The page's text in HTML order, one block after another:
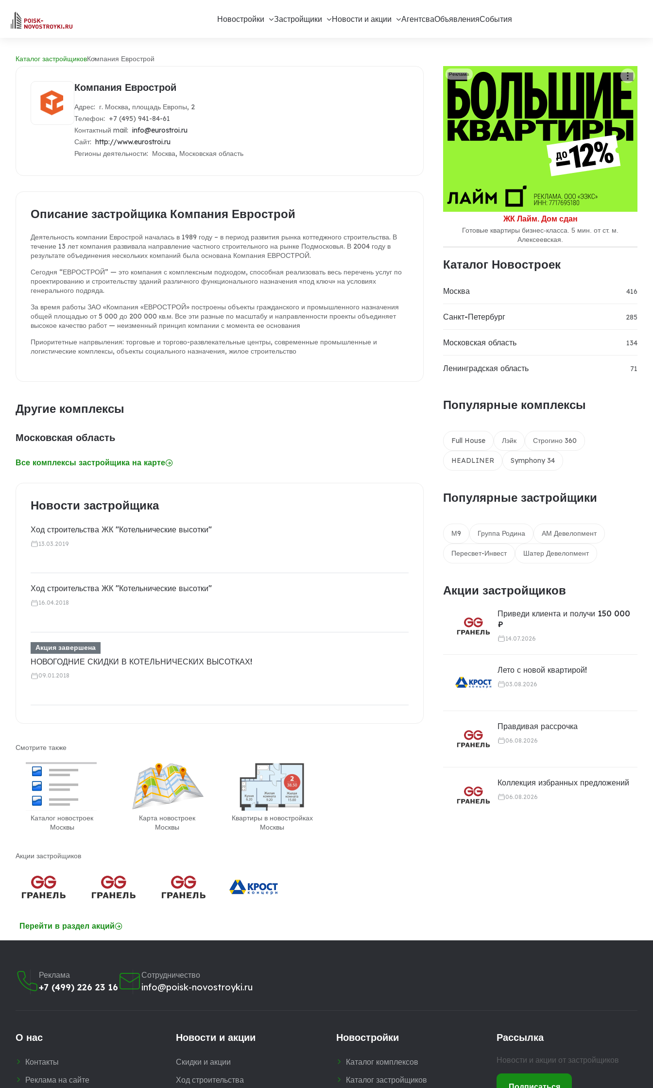
Новостройки Застройщики Новости и акции АгентсваОбъявленияСобытия
Каталог застройщиковКомпания Еврострой
Компания Еврострой
Адрес: г. Москва, площадь Европы, 2
Телефон: +7 (495) 941-84-61
Контактный mail: info@eurostroi.ru
Сайт: http://www.eurostroi.ru
Регионы деятельности: Москва, Московская область
Описание застройщика Компания Еврострой
Деятельность компании Еврострой началась в 1989 году – в период развития рынка коттеджного строительства. В
течение 13 лет компания развивала направление частного строительного на рынке Подмосковья. В 2004 году в
результате объединения нескольких компаний была основана Компания ЕВРОСТРОЙ.
Сегодня “ЕВРОСТРОЙ” — это компания с комплексным подходом, способная реализовать весь перечень услуг по
проектированию и строительству зданий различного функционального назначения «под ключ» на условиях
генерального подряда.
За время работы ЗАО «Компания «ЕВРОСТРОЙ» построены объекты гражданского и промышленного назначения
общей площадью от 5 000 до 200 000 кв.м. Все эти разные по масштабу и направленности проекты объединяет
высокое качество работ — неизменный принцип компании с момента ее основания
Приоритетные напрвыления: торговые и торгово-развлекательные центры, современные промышленные и
логистические комплексы, объекты социального назначения, жилое строительство
Другие комплексы
Московская область
Все комплексы застройщика на карте
Новости застройщика
Ход строительства ЖК "Котельнические высотки"
13.03.2019
Ход строительства ЖК "Котельнические высотки"
16.04.2018
Акция завершена
НОВОГОДНИЕ СКИДКИ В КОТЕЛЬНИЧЕСКИХ ВЫСОТКАХ!
09.01.2018
Смотрите также
Каталог новостроек
Москвы
Карта новостроек
Москвы
Квартиры в новостройках
Москвы
Акции застройщиков
Перейти в раздел акций
ЖК Лайм. Дом сдан
Готовые квартиры бизнес-класса. 5 мин. от ст. м.
Алексеевская.
Реклама
Каталог Новостроек
Москва 416
Санкт-Петербург 285
Московская область 134
Ленинградская область 71
Популярные комплексы
Full House Лэйк Строгино 360
HEADLINER Symphony 34
Популярные застройщики
М9 Группа Родина АМ Девелопмент
Пересвет-Инвест Шатер Девелопмент
Акции застройщиков
Приведи клиента и получи 150 000
₽
14.07.2026
Лето с новой квартирой!
03.08.2026
Правдивая рассрочка
06.08.2026
Коллекция избранных предложений
06.08.2026
Реклама
+7 (499) 226 23 16
Сотрудничество
info@poisk-novostroyki.ru
О нас
Контакты
Реклама на сайте
Новости и акции
Скидки и акции
Ход строительства
Новостройки
Каталог комплексов
Каталог застройщиков
Рассылка
Новости и акции от застройщиков